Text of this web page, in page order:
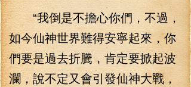
“我倒是不擔心你們，不過，
如今仙神世界難得安寧起來，你
們要是過去折騰，肯定要掀起波
瀾，說不定又會引發仙神大戰，